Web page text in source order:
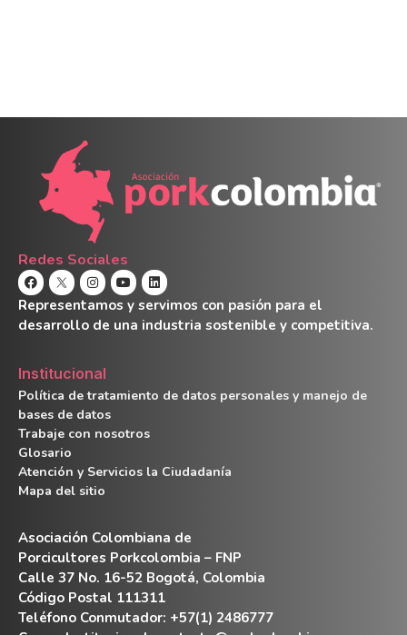
Redes Sociales
Representamos y servimos con pasión para el
desarrollo de una industria sostenible y competitiva.
Institucional
Política de tratamiento de datos personales y manejo de
bases de datos
Trabaje con nosotros
Glosario
Atención y Servicios la Ciudadanía
Mapa del sitio
Asociación Colombiana de
Porcicultores Porkcolombia – FNP
Calle 37 No. 16-52 Bogotá, Colombia
Código Postal 111311
Teléfono Conmutador: +57(1) 2486777